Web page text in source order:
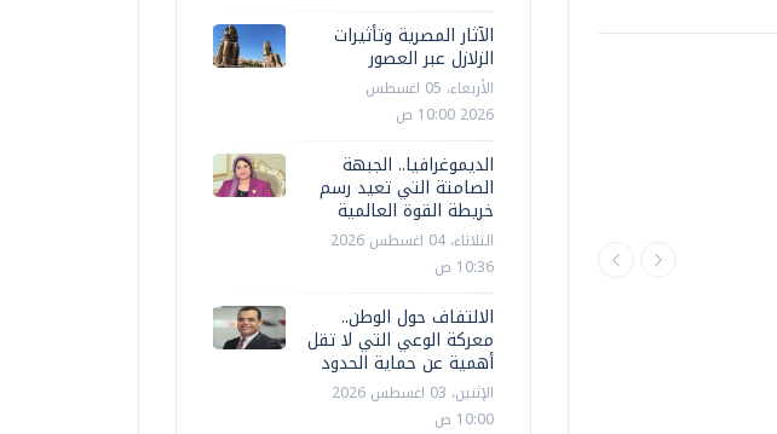
الآثار المصرية وتأثيرات
الزلازل عبر العصور
الأربعاء، 05 اغسطس
2026 10:00 ص
الديموغرافيا.. الجبهة
الصامتة التي تعيد رسم
خريطة القوة العالمية
الثلاثاء، 04 اغسطس 2026
10:36 ص
الالتفاف حول الوطن..
معركة الوعي التي لا تقل
أهمية عن حماية الحدود
الإثنين، 03 اغسطس 2026
10:00 ص